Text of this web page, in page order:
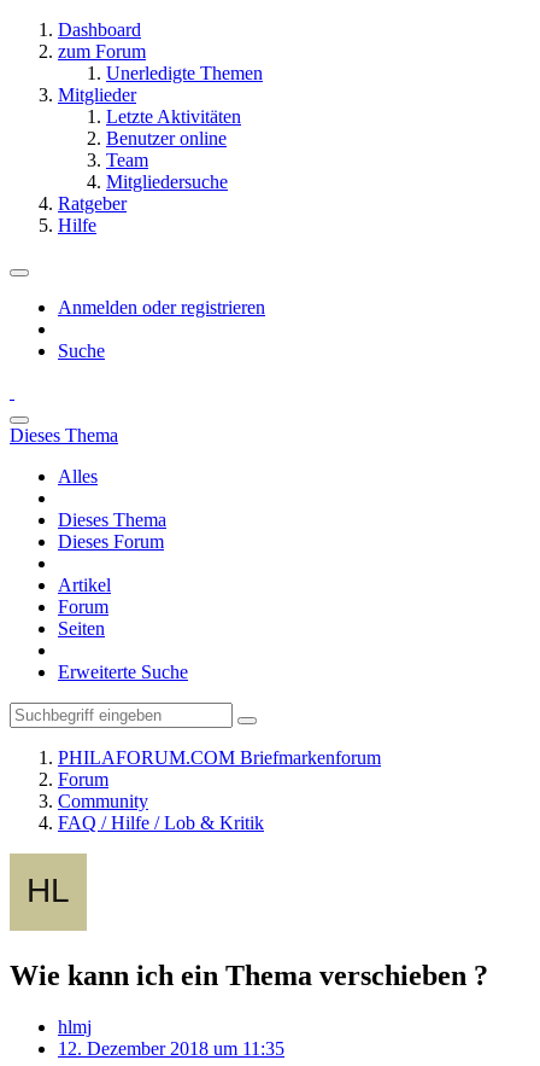
Dashboard
zum Forum
Unerledigte Themen
Mitglieder
Letzte Aktivitäten
Benutzer online
Team
Mitgliedersuche
Ratgeber
Hilfe
Anmelden oder registrieren
Suche
Dieses Thema
Alles
Dieses Thema
Dieses Forum
Artikel
Forum
Seiten
Erweiterte Suche
PHILAFORUM.COM Briefmarkenforum
Forum
Community
FAQ / Hilfe / Lob & Kritik
Wie kann ich ein Thema verschieben ?
hlmj
12. Dezember 2018 um 11:35